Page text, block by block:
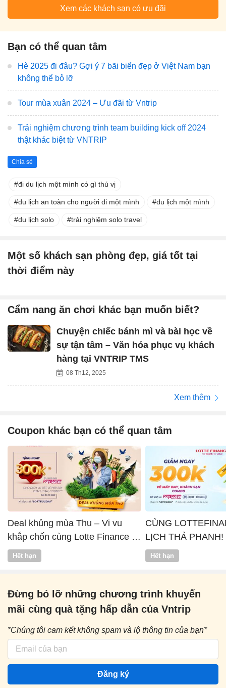
Xem các khách sạn có ưu đãi
Bạn có thể quan tâm
Hè 2025 đi đâu? Gợi ý 7 bãi biển đẹp ở Việt Nam bạn
không thể bỏ lỡ
Tour mùa xuân 2024 – Ưu đãi từ Vntrip
Trải nghiệm chương trình team building kick off 2024
thật khác biệt từ VNTRIP
Chia sẻ
đi du lịch một mình có gì thú vị
du lịch an toàn cho người đi một mình du lịch một mình
du lịch solo trải nghiệm solo travel
Một số khách sạn phòng đẹp, giá tốt tại
thời điểm này
Cẩm nang ăn chơi khác bạn muốn biết?
Chuyện chiếc bánh mì và bài học về
sự tận tâm – Văn hóa phục vụ khách
hàng tại VNTRIP TMS
08 Th12, 2025
Xem thêm
Coupon khác bạn có thể quan tâm
Deal khủng mùa Thu – Vi vu
khắp chốn cùng Lotte Finance x
Vntrip
Hết hạn
CÙNG
LỊCH THẢ PHANH!
Hết hạn
Đừng bỏ lỡ những chương trình khuyến
mãi cùng quà tặng hấp dẫn của Vntrip
*Chúng tôi cam kết không spam và lộ thông tin của bạn*
Đăng ký